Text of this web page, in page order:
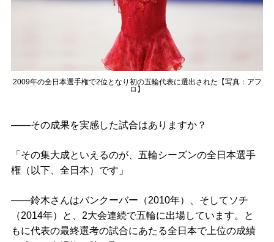
2009年の全日本選手権で2位となり初の五輪代表に選出された【写真：アフ
ロ】
――その成果を実感した試合はありますか？
「その集大成といえるのが、五輪シーズンの全日本選手
権（以下、全日本）です」
――鈴木さんはバンクーバー（2010年）、そしてソチ
（2014年）と、2大会連続で五輪に出場しています。と
もに代表の最終選考の試合にあたる全日本で上位の成績